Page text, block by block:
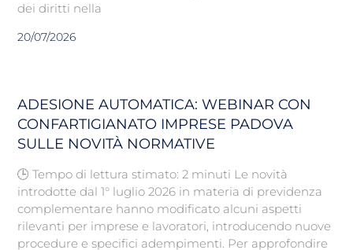
dei diritti nella
20/07/2026
ADESIONE AUTOMATICA: WEBINAR CON
CONFARTIGIANATO IMPRESE PADOVA
SULLE NOVITÀ NORMATIVE
🕒 Tempo di lettura stimato: 2 minuti Le novità
introdotte dal 1° luglio 2026 in materia di previdenza
complementare hanno modificato alcuni aspetti
rilevanti per imprese e lavoratori, introducendo nuove
procedure e specifici adempimenti. Per approfondire